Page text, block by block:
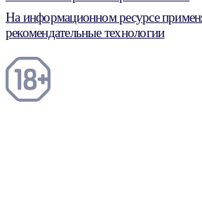
На информационном ресурсе
рекомендательные технологии